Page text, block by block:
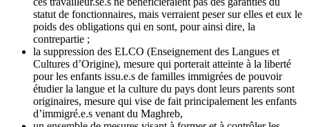
statut de fonctionnaires, mais verraient peser sur elles et eux le
poids des obligations qui en sont, pour ainsi dire, la
contrepartie ;
la suppression des ELCO (Enseignement des Langues et
Cultures d’Origine), mesure qui porterait atteinte à la liberté
pour les enfants issu.e.s de familles immigrées de pouvoir
étudier la langue et la culture du pays dont leurs parents sont
originaires, mesure qui vise de fait principalement les enfants
d’immigré.e.s venant du Maghreb,